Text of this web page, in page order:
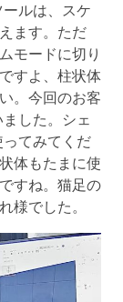
ルは、スケ
ます。ただ
モードに切り
すよ、柱状体
。今回のお客
した。シェ
てみてくだ
体もたまに使
すね。猫足の
様でした。